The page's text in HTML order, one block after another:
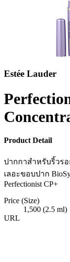
Estée Lauder
Product Detail
ปากกาสำหรับริ้วร
เลอะขอบปาก
Perfectionist CP+
Price (Size)
1,500 (2.5 ml)
URL